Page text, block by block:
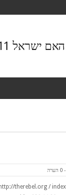
האם ישראל 911
- 0 הערה